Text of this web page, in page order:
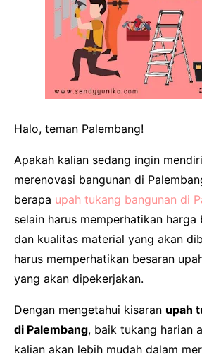
Halo, teman Palembang!
Apakah kalian sedang ingin
merenovasi bangunan di
berapa upah tukang bangunan di
selain harus memperhatikan harga
dan kualitas material yang akan
harus memperhatikan besaran
yang akan dipekerjakan.
Dengan mengetahui kisaran upah
di Palembang, baik tukang harian
kalian akan lebih mudah dalam